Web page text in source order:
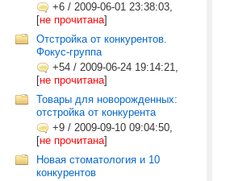
+6 / 2009-06-01 23:38:03,
[не прочитана]
Отстройка от конкурентов.
Фокус-группа
+54 / 2009-06-24 19:14:21,
[не прочитана]
Товары для новорожденных:
отстройка от конкурента
+9 / 2009-09-10 09:04:50,
[не прочитана]
Новая стоматология и 10
конкурентов